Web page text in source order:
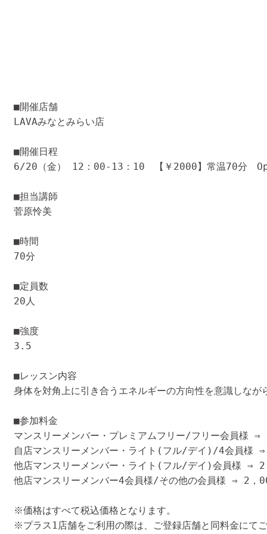
■開催店舗
LAVAみなとみらい店
■開催日程
6/20（金） 12：00-13：10　【￥2000】常温70分
■担当講師
菅原怜美
■時間
70分
■定員数
20人
■強度
3.5
■レッスン内容
■参加料金
マンスリーメンバー・プレミアムフリー/フリー会員様
自店マンスリーメンバー・ライト(フル/デイ)/4会員様
他店マンスリーメンバー・ライト(フル/デイ)会員様 ⇒ 2
他店マンスリーメンバー4会員様/その他の会員様 ⇒ 2，
※価格はすべて税込価格となります。
※プラス1店舗をご利用の際は、ご登録店舗と同料金にて